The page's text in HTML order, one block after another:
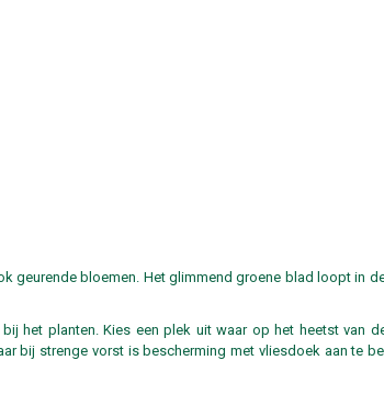
geurende bloemen. Het glimmend groene blad loopt in
het planten. Kies een plek uit waar op het heetst van
bij strenge vorst is bescherming met vliesdoek aan te